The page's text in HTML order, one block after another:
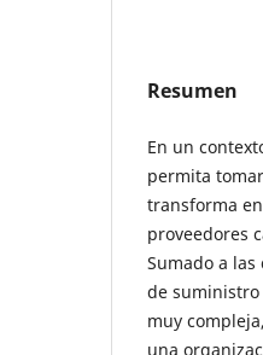
Resumen
En un
permita
transforma
proveedores
Sumado a
de suministro
muy
una